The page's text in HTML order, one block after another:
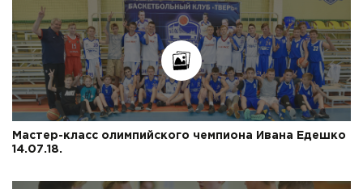
Мастер-класс олимпийского чемпиона Ивана Едешко
14.07.18.